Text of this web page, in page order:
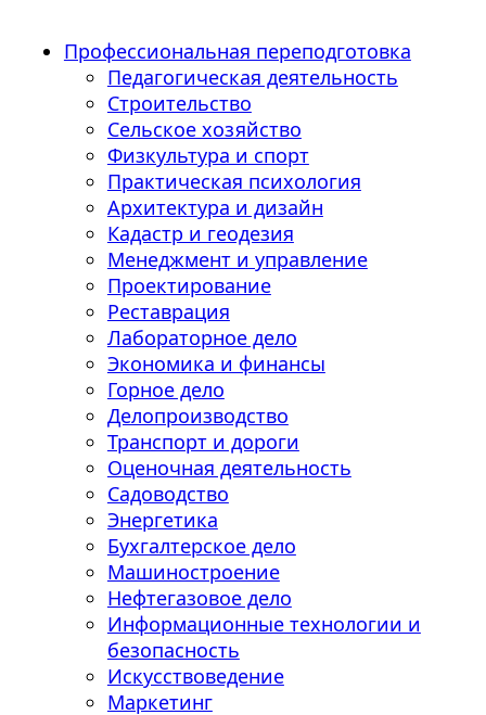
Профессиональная переподготовка
Педагогическая деятельность
Строительство
Сельское хозяйство
Физкультура и спорт
Практическая психология
Архитектура и дизайн
Кадастр и геодезия
Менеджмент и управление
Проектирование
Реставрация
Лабораторное дело
Экономика и финансы
Горное дело
Делопроизводство
Транспорт и дороги
Оценочная деятельность
Садоводство
Энергетика
Бухгалтерское дело
Машиностроение
Нефтегазовое дело
Информационные технологии и
безопасность
Искусствоведение
Маркетинг